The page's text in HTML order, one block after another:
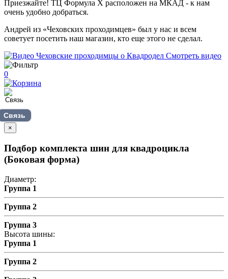
Приезжайте! ТЦ Формула Х расположен на МКАД - к нам
очень удобно добраться.
Андрей из «Чеховских проходимцев» был у нас и всем
советует посетить наш магазин, кто еще этого не сделал.
Смотреть видео
0
Связь
×
Подбор комплекта шин для квадроцикла
(Боковая форма)
Диаметр:
Группа 1
Группа 2
Группа 3
Высота шины:
Группа 1
Группа 2